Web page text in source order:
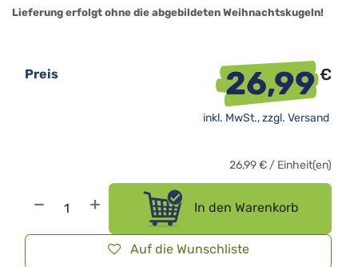
Lieferung erfolgt ohne die abgebildeten Weihnachtskugeln!
In den Warenkorb
Auf die Wunschliste
Preis 26,99€
inkl. MwSt., zzgl. Versand
26,99€ / Einheit(en)